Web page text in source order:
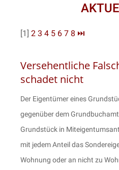
[1] 2 3 4 5 6 7 8 ⏭
Versehentliche
schadet nicht
Der Eigentümer eines
gegenüber dem
Grundstück in
mit jedem Anteil das
Wohnung oder an nicht zu